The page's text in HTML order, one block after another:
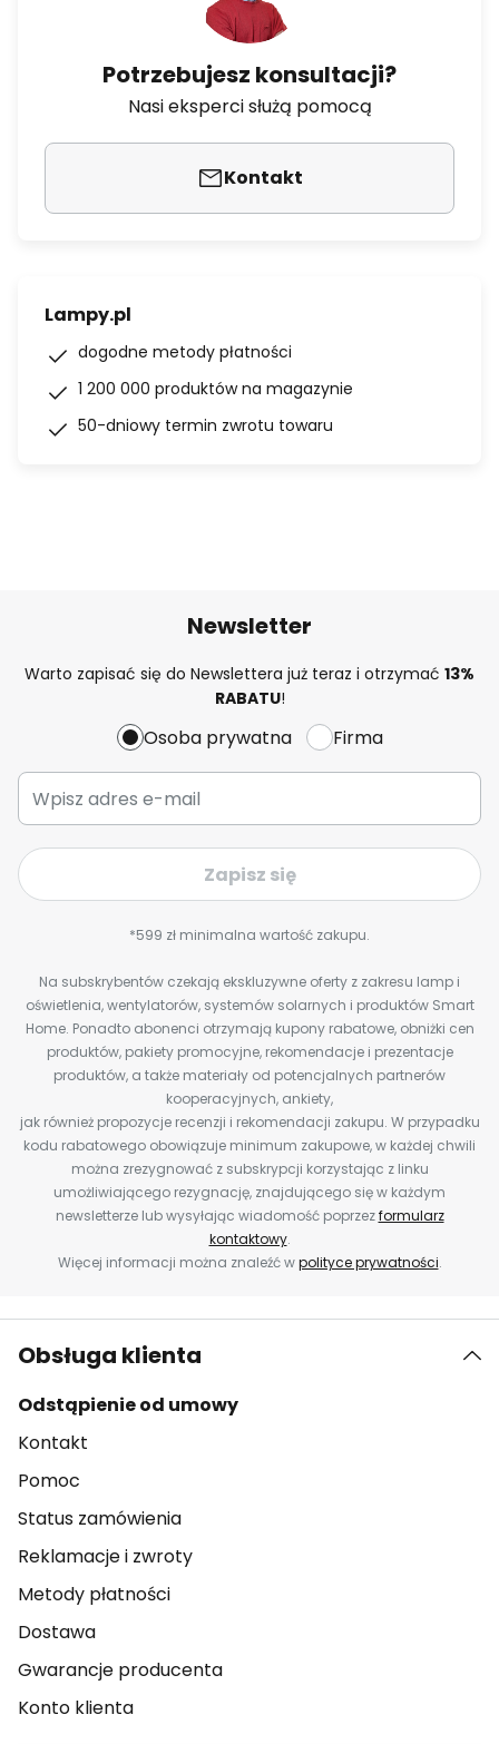
Potrzebujesz konsultacji?
Nasi eksperci służą pomocą
Kontakt
Lampy.pl
dogodne metody płatności
1 200 000 produktów na magazynie
50-dniowy termin zwrotu towaru
Newsletter
Warto zapisać się do Newslettera już teraz i otrzymać 13%
RABATU!
Osoba prywatna Firma
Zapisz się
*599 zł minimalna wartość zakupu.
Na subskrybentów czekają ekskluzywne oferty z zakresu lamp i
oświetlenia, wentylatorów, systemów solarnych i produktów Smart
Home. Ponadto abonenci otrzymają kupony rabatowe, obniżki cen
produktów, pakiety promocyjne, rekomendacje i prezentacje
produktów, a także materiały od potencjalnych partnerów
kooperacyjnych, ankiety,
jak również propozycje recenzji i rekomendacji zakupu. W przypadku
kodu rabatowego obowiązuje minimum zakupowe, w każdej chwili
można zrezygnować z subskrypcji korzystając z linku
umożliwiającego rezygnację, znajdującego się w każdym
newsletterze lub wysyłając wiadomość poprzezformularz
kontaktowy.
Więcej informacji można znaleźć wpolityce prywatności.
Obsługa klienta
Odstąpienie od umowy
Kontakt
Pomoc
Status zamówienia
Reklamacje i zwroty
Metody płatności
Dostawa
Gwarancje producenta
Konto klienta